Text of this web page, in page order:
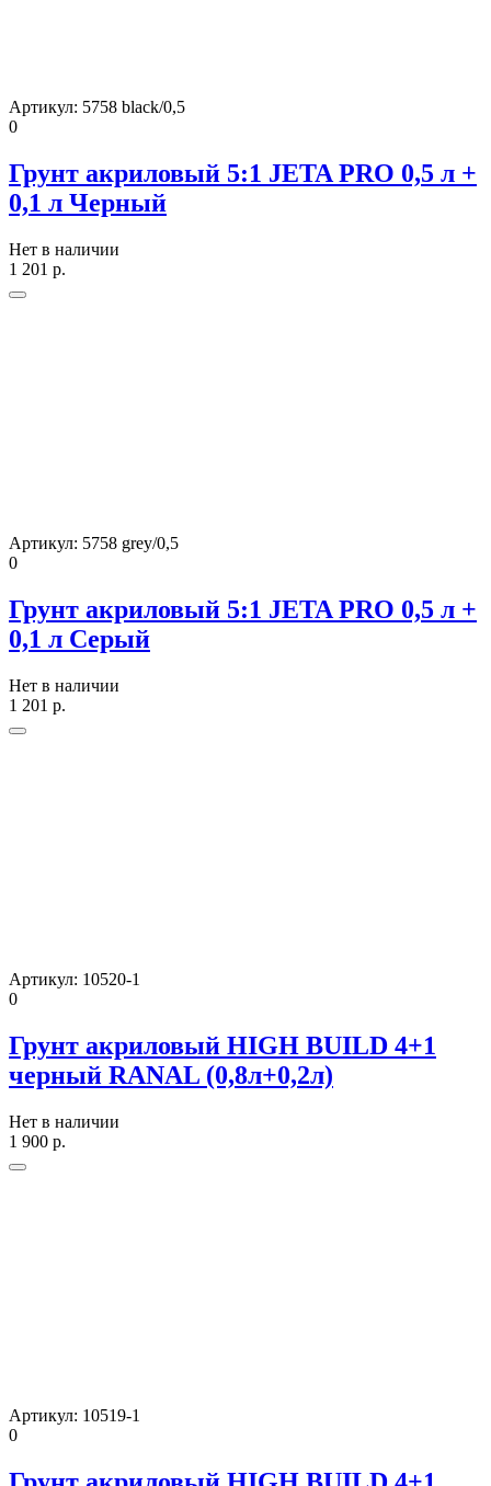
Артикул: 5758 black/0,5
0
Грунт акриловый 5:1 JETA PRO 0,5 л +
0,1 л Черный
Нет в наличии
1 201 р.
Артикул: 5758 grey/0,5
0
Грунт акриловый 5:1 JETA PRO 0,5 л +
0,1 л Серый
Нет в наличии
1 201 р.
Артикул: 10520-1
0
Грунт акриловый HIGH BUILD 4+1
черный RANAL (0,8л+0,2л)
Нет в наличии
1 900 р.
Артикул: 10519-1
0